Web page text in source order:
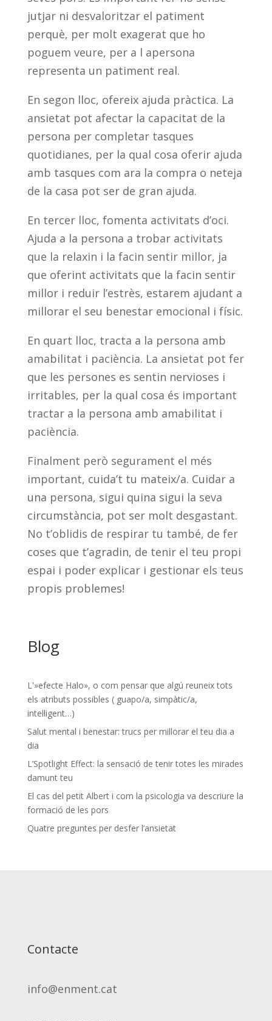
jutjar ni desvaloritzar el patiment
perquè, per molt exagerat que ho
poguem veure, per a l apersona
representa un patiment real.
En segon lloc, ofereix ajuda pràctica. La
ansietat pot afectar la capacitat de la
persona per completar tasques
quotidianes, per la qual cosa oferir ajuda
amb tasques com ara la compra o neteja
de la casa pot ser de gran ajuda.
En tercer lloc, fomenta activitats d’oci.
Ajuda a la persona a trobar activitats
que la relaxin i la facin sentir millor, ja
que oferint activitats que la facin sentir
millor i reduir l’estrès, estarem ajudant a
millorar el seu benestar emocional i físic.
En quart lloc, tracta a la persona amb
amabilitat i paciència. La ansietat pot fer
que les persones es sentin nervioses i
irritables, per la qual cosa és important
tractar a la persona amb amabilitat i
paciència.
Finalment però segurament el més
important, cuida’t tu mateix/a. Cuidar a
una persona, sigui quina sigui la seva
circumstància, pot ser molt desgastant.
No t’oblidis de respirar tu també, de fer
coses que t’agradin, de tenir el teu propi
espai i poder explicar i gestionar els teus
propis problemes!
Blog
L'»efecte Halo», o com pensar que algú reuneix tots
els atributs possibles ( guapo/a, simpàtic/a,
intel·ligent…)
Salut mental i benestar: trucs per millorar el teu dia a
dia
L’Spotlight Effect: la sensació de tenir totes les mirades
damunt teu
El cas del petit Albert i com la psicologia va descriure la
formació de les pors
Quatre preguntes per desfer l’ansietat
Contacte
info@enment.cat